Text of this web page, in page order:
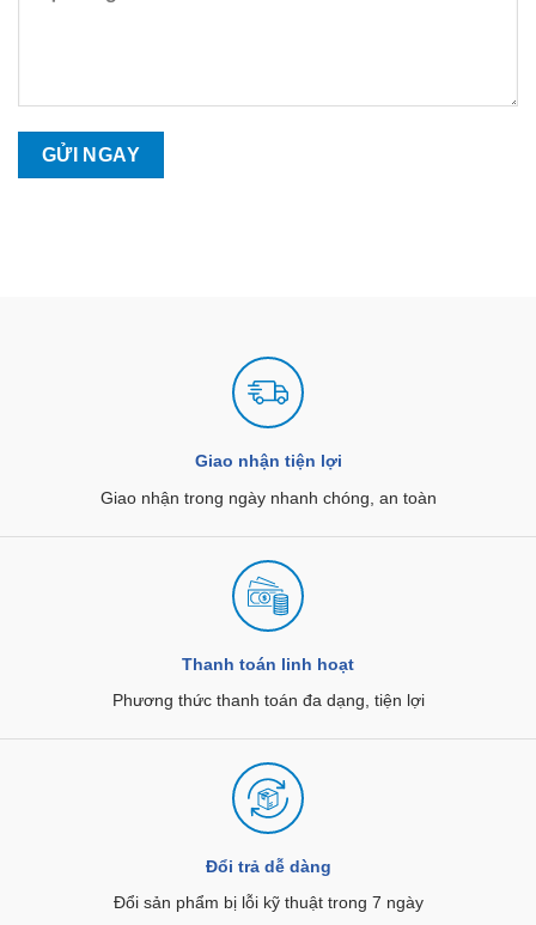
Giao nhận tiện lợi
Giao nhận trong ngày nhanh chóng, an toàn
Thanh toán linh hoạt
Phương thức thanh toán đa dạng, tiện lợi
Đổi trả dễ dàng
Đổi sản phẩm bị lỗi kỹ thuật trong 7 ngày